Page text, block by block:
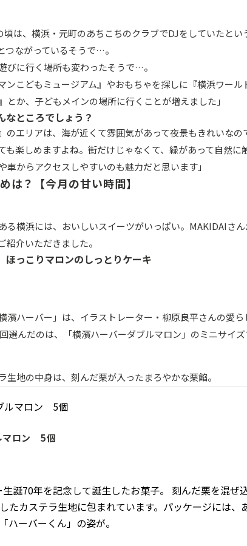
は、横浜・元町のあちこちのクラブでDJをしていたとい
つながっているそうで…。
びに行く場所も変わったそうで…。
ンこどもミュージアム』やおもちゃを探しに『横浜ワール
とか、子どもメインの場所に行くことが増えました」
なところでしょう？
のエリアは、海が近くて雰囲気があって夜景もきれいなの
も楽しめますよね。街だけじゃなくて、緑があって自然に
車からアクセスしやすいのも魅力だと思います」
は？【今月の甘い時間】
る横浜には、おいしいスイーツがいっぱい。MAKIDAIさ
介いただきました。
っこりマロンのしっとりケーキ
濱ハーバー」は、イラストレーター・柳原良平さんの愛ら
選んだのは、「横濱ハーバーダブルマロン」のミニサイズ
生地の中身は、刻んだ栗が入ったまろやかな栗餡。
マロン 5個
誕70年を記念して誕生したお菓子。 刻んだ栗を混ぜ
たカステラ生地に包まれています。パッケージには、
ハーバーくん」の姿が。